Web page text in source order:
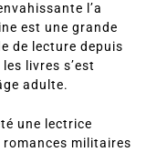
l’a
est une grande
de lecture depuis
livres s’est
adulte.
une lectrice
militaires